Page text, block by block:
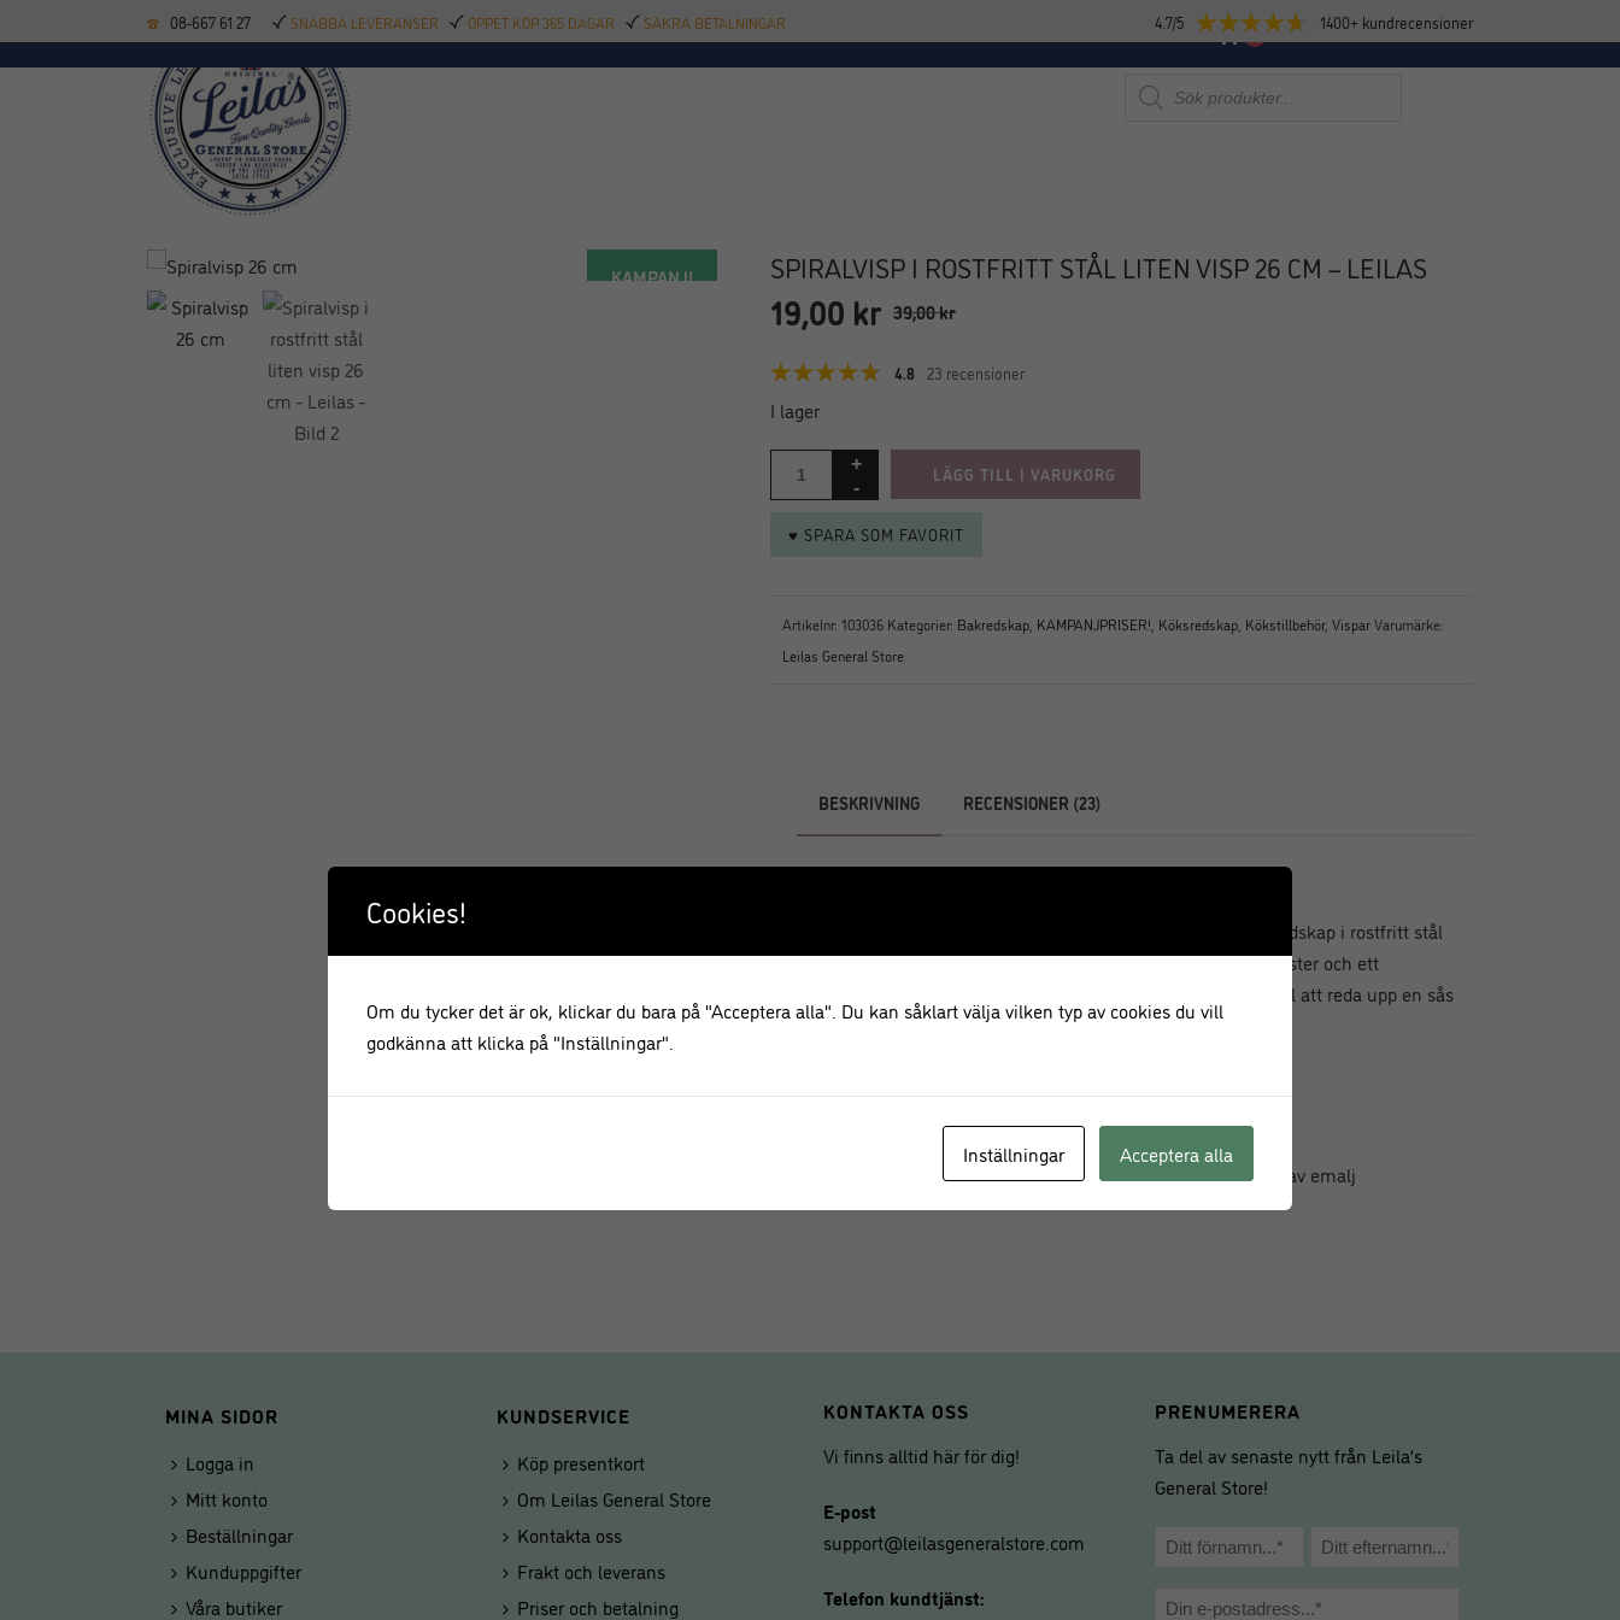
08-667 61 27 SNABBA LEVERANSER ÖPPET KÖP 365 DAGAR SÄKRA BETALNINGAR 4.7/5 1400+ kundrecensioner
KÖKSREDSKAP BAKTILLBEHÖR BAR DELIKATESSER NYHETER 0
Produktsökning
KAMPANJ! KAMPANJ!
SPIRALVISP I ROSTFRITT STÅL LITEN VISP 26 CM – LEILAS
39,00kr
Det
priset
var:
19,00 krDet
priset
4.8 23 recensioner
I lager
LÄGG TILL I VARUKORG
♥ SPARA SOM FAVORIT
Artikelnr: 103036 Kategorier: Bakredskap KAMPANJPRISER! Köksredskap Kökstillbehör, VisparVarumärke:
Leilas General Store
BESKRIVNING RECENSIONER (23)
Slitstark, klassisk spiralvisp ur Leilas egen kollektion köksredskap i rostfritt stål
som är ett mer hållbart alternativ till redskap av tunnare plaster och ett
oumbärligt redskap i köket. Liten visp som passar lika bra till att reda upp en sås
som när du bakar och vispar ägg.
Rostfritt Stål
• Undvik att använda metallredskap i bunkar och kastruller av emalj
MINA SIDOR
Logga in
Mitt konto
Beställningar
Kunduppgifter
Våra butiker
KUNDSERVICE
Köp presentkort
Om Leilas General Store
Kontakta oss
Frakt och leverans
Priser och betalning
KONTAKTA OSS
Vi finns alltid här för dig!
E-post
support@leilasgeneralstore.com
Telefon kundtjänst:
PRENUMERERA
Ta del av senaste nytt från Leila’s
General Store!
Namn
E-
Cookies!
Om du tycker det är ok, klickar du bara på "Acceptera alla". Du kan såklart välja vilken typ av cookies du vill
godkänna att klicka på "Inställningar".
Inställningar Acceptera alla